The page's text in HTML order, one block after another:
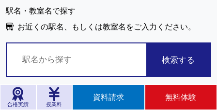
駅名・教室名で探す
お近くの駅名、もしくは教室名をご入力ください。
検索する
合格実績 授業料
資料請求 無料体験